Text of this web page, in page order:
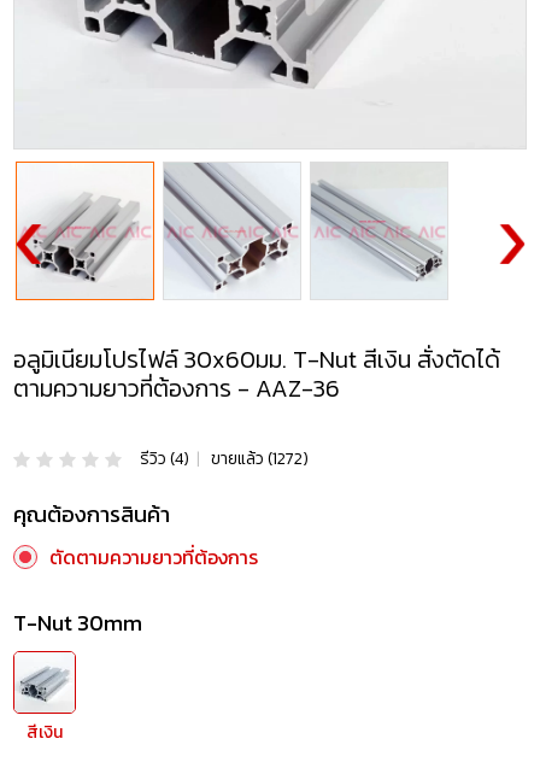
อลูมิเนียมโปรไฟล์ 30x60มม. T-Nut สีเงิน สั่งตัดได้
ตามความยาวที่ต้องการ - AAZ-36
รีวิว (4) | ขายแล้ว (1272)
คุณต้องการสินค้า
ตัดตามความยาวที่ต้องการ
T-Nut 30mm
สีเงิน